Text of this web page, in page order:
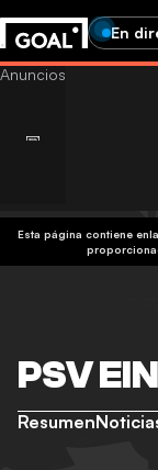
En
Esta página contiene
PSV
Resumen